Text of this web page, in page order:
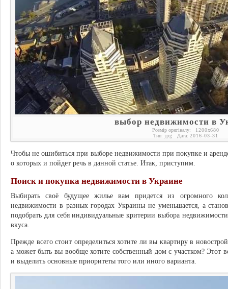
выбор недвижимости в
Розмір оригіналу: 1200x680
Тип: jpg Дата: 2016-03-31
Чтобы не ошибиться при выборе недвижимости при покупке и
о которых и пойдет речь в данной статье. Итак, приступим.
Поиск и покупка недвижимости в Украине
Выбирать своё будущее жилье вам придется из огромного
недвижимости в разных городах Украины не уменьшается, а
подобрать для себя индивидуальные критерии выбора
вкуса.
Прежде всего стоит определиться хотите ли вы квартиру в
а может быть вы вообще хотите собственный дом с участком? Этот
и выделить основные приоритеты того или иного варианта.